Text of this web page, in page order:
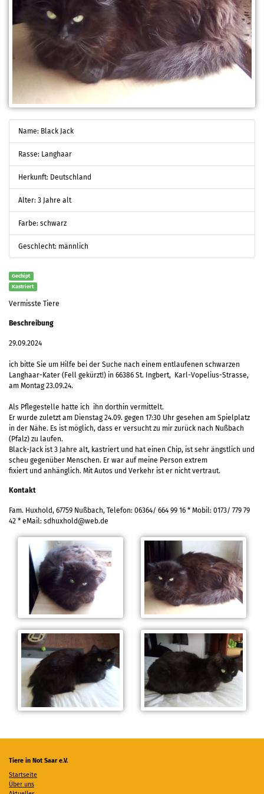
Name: Black Jack
Rasse: Langhaar
Herkunft: Deutschland
Alter: 3 Jahre alt
Farbe: schwarz
Geschlecht: männlich
Gechipt
Kastriert
Vermisste Tiere
Beschreibung
29.09.2024
ich bitte Sie um Hilfe bei der Suche nach einem entlaufenen schwarzen
Langhaar-Kater (Fell gekürzt!) in 66386 St. Ingbert, Karl-Vopelius-Strasse,
am Montag 23.09.24.
Als Pflegestelle hatte ich ihn dorthin vermittelt.
Er wurde zuletzt am Dienstag 24.09. gegen 17:30 Uhr gesehen am Spielplatz
in der Nähe. Es ist möglich, dass er versucht zu mir zurück nach Nußbach
(Pfalz) zu laufen.
Black-Jack ist 3 Jahre alt, kastriert und hat einen Chip, ist sehr ängstlich und
scheu gegenüber Menschen. Er war auf meine Person extrem
fixiert und anhänglich. Mit Autos und Verkehr ist er nicht vertraut.
Kontakt
Fam. Huxhold, 67759 Nußbach, Telefon: 06364/ 664 99 16 * Mobil: 0173/ 779 79
42 * eMail: sdhuxhold@web.de
Tiere in Not Saar e.V.
Startseite
Über uns